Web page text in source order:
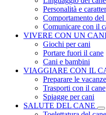
Personalità e
Comportamento del
Comunicare con il
VIVERE CON UN
Giochi per cani
Portare fuori il cane
Cani e bambini
VIAGGIARE CON IL
Preparare le
Trasporti con il cane
Spiagge per cani
SALUTE DEL CANE